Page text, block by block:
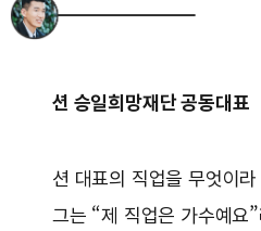
션 승일희망재단 공동대표
션 대표의 직업을 무엇이
그는 “제 직업은 가수예요